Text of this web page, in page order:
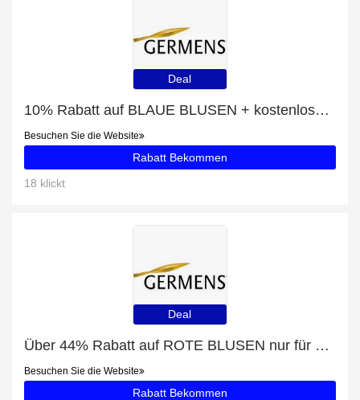
Deal
10% Rabatt auf BLAUE BLUSEN + kostenloses Geschenk
Besuchen Sie die Website
Rabatt Bekommen
18 klickt
Deal
Über 44% Rabatt auf ROTE BLUSEN nur für EU-Kunden
Besuchen Sie die Website
Rabatt Bekommen